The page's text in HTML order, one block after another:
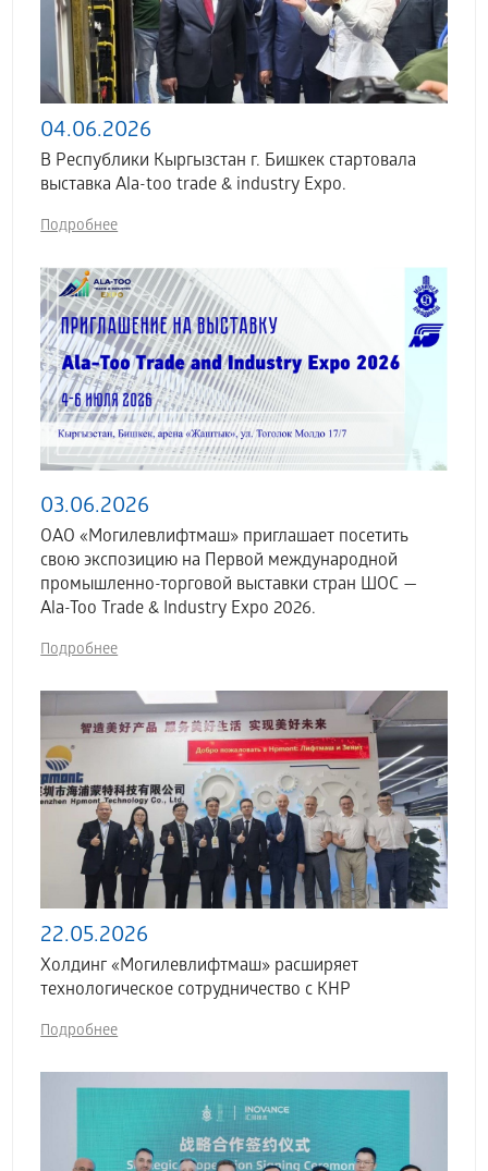
04.06.2026
В Республики Кыргызстан г. Бишкек стартовала
выставка Аla-too trade & industry Expo.
Подробнее
03.06.2026
ОАО «Могилевлифтмаш» приглашает посетить
свою экспозицию на Первой международной
промышленно-торговой выставки стран ШОС —
Ala-Too Trade & Industry Expo 2026.
Подробнее
22.05.2026
Холдинг «Могилевлифтмаш» расширяет
технологическое сотрудничество с КНР
Подробнее